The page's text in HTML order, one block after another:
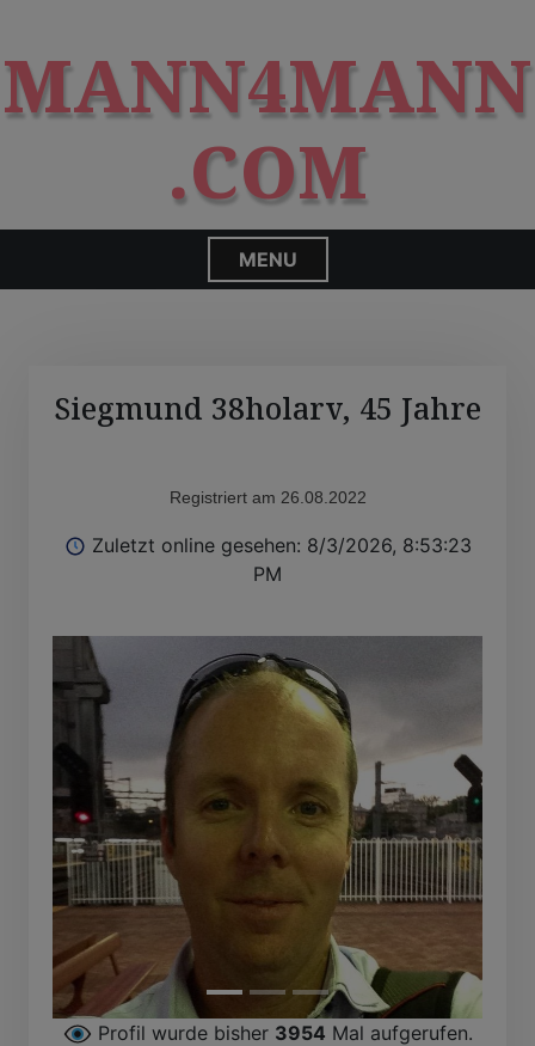
i
p
o
c
n
t
MANN4MANN
.COM
MENU
Siegmund 38holarv, 45 Jahre
Registriert am 26.08.2022
Zuletzt online gesehen: 8/3/2026, 8:53:23
PM
Profil wurde bisher 3954 Mal aufgerufen.